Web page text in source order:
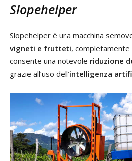
Slopehelper
Slopehelper è una macchina
vigneti e frutteti, completamente
consente una notevole riduzione
grazie all’uso dell’intelligenza